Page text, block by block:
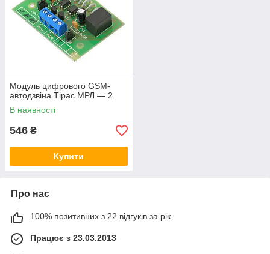
Модуль цифрового GSM-
автодзвіна Тірас МРЛ — 2
В наявності
546 ₴
Купити
Про нас
100% позитивних з 22 відгуків за рік
Працює з 23.03.2013